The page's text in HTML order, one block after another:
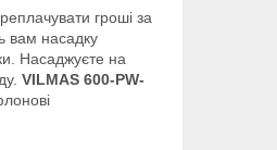
гроші за
вам насадку
Насаджуєте на
VILMAS 600-PW-